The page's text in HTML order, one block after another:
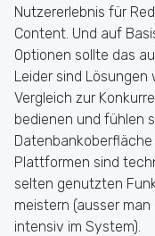
Nutzererlebnis für
Content. Und auf
Optionen sollte das
Leider sind Lösungen
Vergleich zur
bedienen und fühlen
Plattformen sind
selten genutzten
meistern (ausser
intensiv im System).